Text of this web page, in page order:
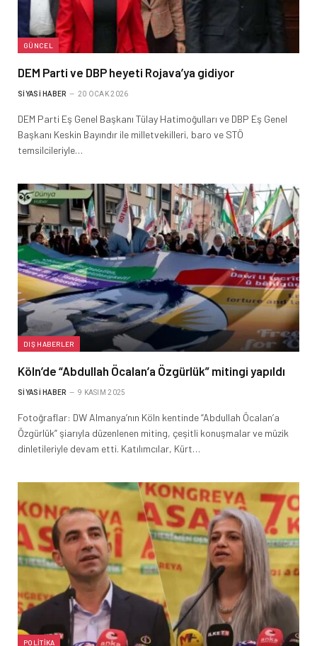
GÜNCEL
DEM Parti ve DBP heyeti Rojava’ya gidiyor
SIYASI HABER 20 OCAK 2026
DEM Parti Eş Genel Başkanı Tülay Hatimoğulları ve DBP Eş Genel
Başkanı Keskin Bayındır ile milletvekilleri, baro ve STÖ
temsilcileriyle…
DIŞ HABERLER
Köln’de “Abdullah Öcalan’a Özgürlük” mitingi yapıldı
SIYASI HABER 9 KASIM 2025
Fotoğraflar: DW Almanya’nın Köln kentinde “Abdullah Öcalan’a
Özgürlük” şiarıyla düzenlenen miting, çeşitli konuşmalar ve müzik
dinletileriyle devam etti. Katılımcılar, Kürt…
POLITIKA